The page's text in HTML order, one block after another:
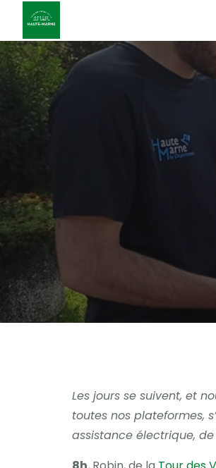
Les jours se suivent, et
toutes nos plateformes,
assistance électrique,